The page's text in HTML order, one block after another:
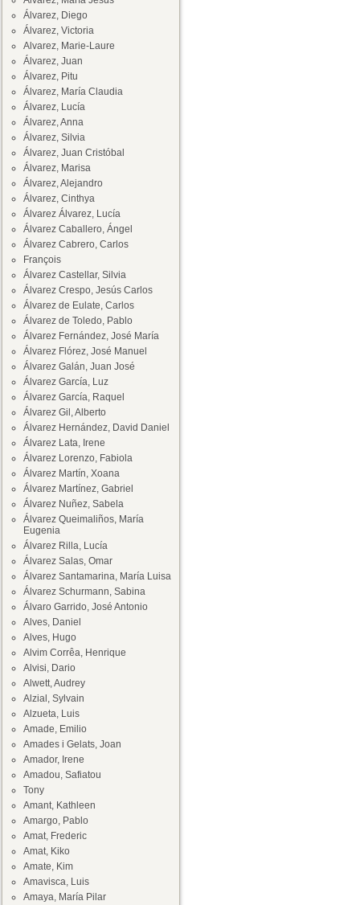
Álvarez, Diego
Álvarez, Victoria
Alvarez, Marie-Laure
Álvarez, Juan
Álvarez, Pitu
Álvarez, María Claudia
Álvarez, Lucía
Álvarez, Anna
Álvarez, Silvia
Álvarez, Juan Cristóbal
Álvarez, Marisa
Álvarez, Alejandro
Álvarez, Cinthya
Álvarez Álvarez, Lucía
Álvarez Caballero, Ángel
Álvarez Cabrero, Carlos
François
Álvarez Castellar, Silvia
Álvarez Crespo, Jesús Carlos
Álvarez de Eulate, Carlos
Álvarez de Toledo, Pablo
Álvarez Fernández, José María
Álvarez Flórez, José Manuel
Álvarez Galán, Juan José
Álvarez García, Luz
Álvarez García, Raquel
Álvarez Gil, Alberto
Álvarez Hernández, David Daniel
Álvarez Lata, Irene
Álvarez Lorenzo, Fabiola
Álvarez Martín, Xoana
Álvarez Martínez, Gabriel
Álvarez Nuñez, Sabela
Álvarez Queimaliños, María
Eugenia
Álvarez Rilla, Lucía
Álvarez Salas, Omar
Álvarez Santamarina, María Luisa
Álvarez Schurmann, Sabina
Álvaro Garrido, José Antonio
Alves, Daniel
Alves, Hugo
Alvim Corrêa, Henrique
Alvisi, Dario
Alwett, Audrey
Alzial, Sylvain
Alzueta, Luis
Amade, Emilio
Amades i Gelats, Joan
Amador, Irene
Amadou, Safiatou
Tony
Amant, Kathleen
Amargo, Pablo
Amat, Frederic
Amat, Kiko
Amate, Kim
Amavisca, Luis
Amaya, María Pilar